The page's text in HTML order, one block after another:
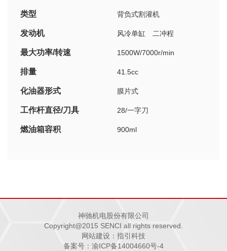
类型 背负式割灌机
发动机 风冷单缸 二冲程
最大功率/转速 1500W/7000r/min
排量 41.5cc
化油器形式 膜片式
工作杆直径/刀具 28/一字刀
燃油箱容积 900ml
神驰机电股份有限公司
Copyright@2015 SENCI all rights reserved.
网站建设：指引科技
备案号：渝ICP备14004660号-4